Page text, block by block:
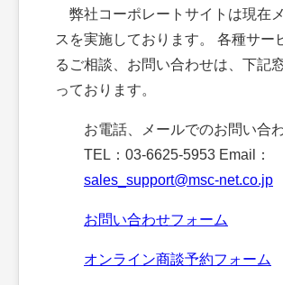
弊社コーポレートサイトは現在
スを実施しております。 各種サー
るご相談、お問い合わせは、下記
っております。
お電話、メールでのお問い合
TEL：03-6625-5953 Email：
sales_support@msc-net.co.jp
お問い合わせフォーム
オンライン商談予約フォーム